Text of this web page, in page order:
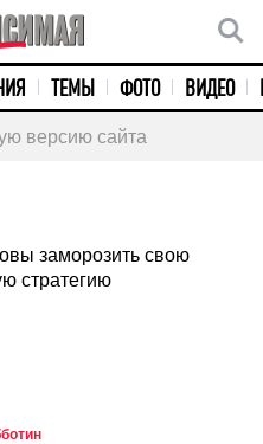
ТЕМЫ ФОТО ВИДЕО
версию сайта
заморозить свою
стратегию